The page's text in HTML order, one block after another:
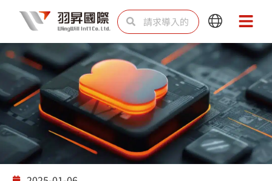
内
容
SearchSearch
Main
Menu
Main
Menu
解决方案